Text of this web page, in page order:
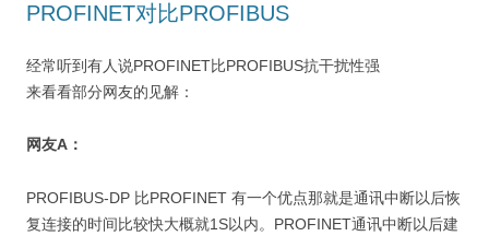
PROFINET对比PROFIBUS
经常听到有人说PROFINET比PROFIBUS抗干扰性强
来看看部分网友的见解：
网友A：
PROFIBUS-DP 比PROFINET 有一个优点那就是通讯中断以后恢
复连接的时间比较快大概就1S以内。PROFINET通讯中断以后建